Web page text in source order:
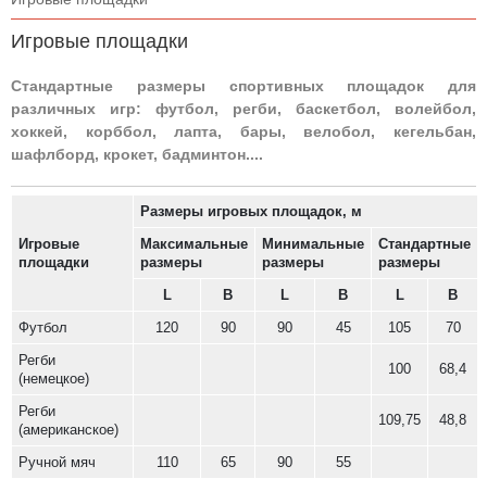
Игровые площадки
Стандартные размеры спортивных площадок для
различных игр: футбол, регби, баскетбол, волейбол,
хоккей, корббол, лапта, бары, велобол, кегельбан,
шафлборд, крокет, бадминтон....
Игровые
площадки
Размеры игровых площадок, м
Максимальные
размеры
Минимальные
размеры
Стандартные
размеры
L
B L B L
B
Футбол
120 90 90 45 105
70
Регби
(немецкое)
100 68,4
Регби
(американское)
109,75 48,8
Ручной мяч 110 65 90
55